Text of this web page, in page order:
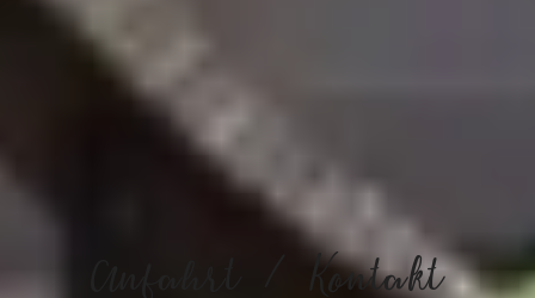
Anfahrt / Kontakt